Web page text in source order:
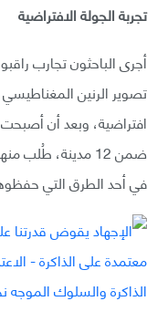
تجربة الجولة الافتراضية
أجرى الباحثون تجارب
تصوير الرنين
افتراضية، وبعد أن
ضمن 12 مدينة،
في أحد الطرق التي